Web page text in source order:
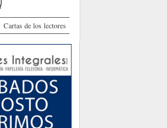
Cartas de los lectores